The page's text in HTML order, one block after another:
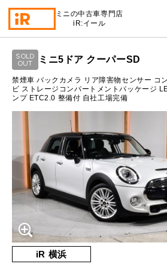
ミニの中古車専門店
iR:イール
BMW MINI BMWミニ 在庫検索
ROVER MINI ローバーミニ 在庫検索
TRADE 買取
TOP
iRの買取が他社よりも高い理由
売却手順
必要書類
MAINTENANCE メンテナンス
TOP
BMWミニ メンテナンス
ローバーミニ メンテナンス
BLOG & MEDIA ブログ＆メディア
TOP
MINI KNOWLEDGE ミニナレッジ
営業時間
10:00～18:00
定休日
月曜日（祝日の場合は
月々支払額
支払回数
ボーナス支払回数/年
内訳
SOLD
OUT
ミニ5ドア クーパーSD
禁煙車 バックカメラ リア障害物センサー コ
ビ ストレージコンパートメントパッケージ LEDヘッドライト/フォグラ
ンプ ETC2.0 整備付 自社工場完備
iR 横浜